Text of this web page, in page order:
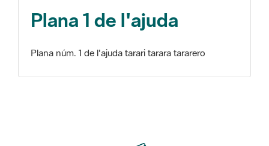
Plana 1 de l'ajuda
Plana núm. 1 de l'ajuda tarari tarara tararero